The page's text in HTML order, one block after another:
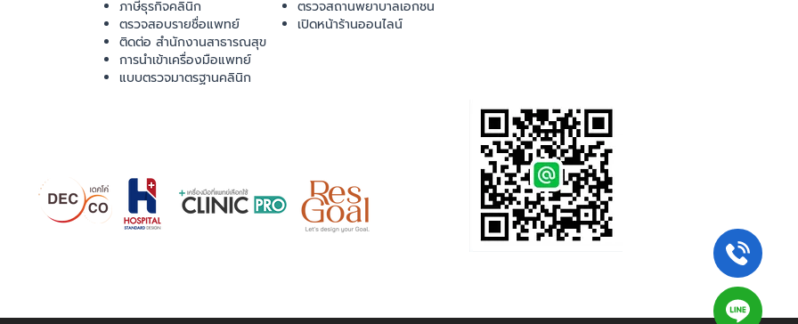
ภาษีธุรกิจคลินิก
ตรวจสอบรายชื่อแพทย์
ติดต่อ สำนักงานสาธารณสุข
การนำเข้าเครื่องมือแพทย์
แบบตรวจมาตรฐานคลินิก
ตรวจสถานพยาบาลเอกชน
เปิดหน้าร้านออนไลน์